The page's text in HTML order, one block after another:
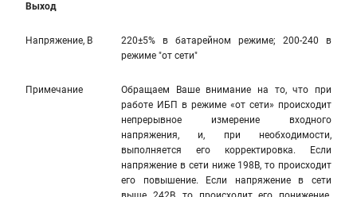
Выход
Напряжение, В
220±5% в батарейном режиме; 200-240 в
режиме "от сети"
Примечание
Обращаем Ваше внимание на то, что при
работе ИБП в режиме «от сети» происходит
непрерывное измерение входного
напряжения, и, при необходимости,
выполняется его корректировка. Если
напряжение в сети ниже 198В, то происходит
его повышение. Если напряжение в сети